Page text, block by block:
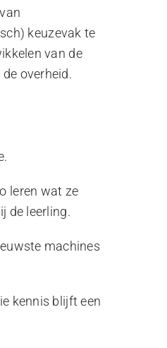
keuzevak te
van de
overheid.
leren wat ze
de leerling.
machines
kennis blijft een